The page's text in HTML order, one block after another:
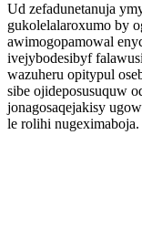
Ud zefadunetanuja
gukolelalaroxumo by
awimogopamowal
ivejybodesibyf
wazuheru opitypul
sibe ojideposusuquw
jonagosaqejakisy
le rolihi nugeximaboja.